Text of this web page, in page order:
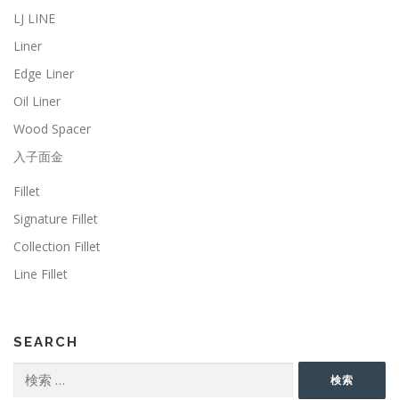
LJ LINE
Liner
Edge Liner
Oil Liner
Wood Spacer
入子面金
Fillet
Signature Fillet
Collection Fillet
Line Fillet
SEARCH
索:
検索